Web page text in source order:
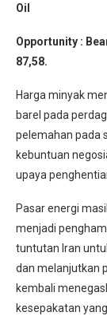
Oil
Opportunity :
87,58.
Harga minyak
barel pada
pelemahan pada
kebuntuan
upaya
Pasar energi
menjadi
tuntutan Iran
dan melanjutkan
kembali
kesepakatan